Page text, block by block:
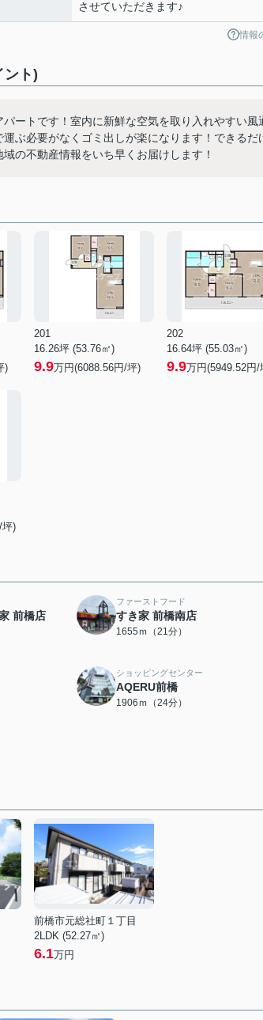
させていただきます♪
情報
ト)
ートです！室内に新鮮な空気を取り入れやすい風
ぶ必要がなくゴミ出しが楽になります！できるだ
の不動産情報をいち早くお届けします！
)
201
16.26坪 (53.76㎡)
9.9万円(6088.56円/坪)
202
16.64坪 (55.03㎡)
9.9万円(5949.52円/
坪)
前橋店
ファーストフード
すき家 前橋南店
1655ｍ（21分）
ショッピングセンター
AQERU前橋
1906ｍ（24分）
前橋市元総社町１丁目
2LDK (52.27㎡)
6.1万円